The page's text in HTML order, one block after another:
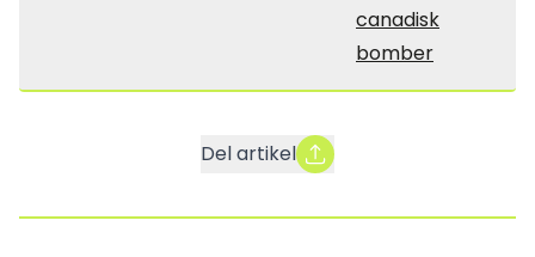
canadisk
bomber
Del artikel